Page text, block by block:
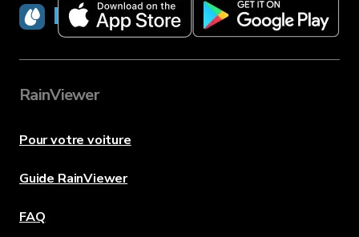
RainViewer
RainViewer
Pour votre voiture
Guide RainViewer
FAQ